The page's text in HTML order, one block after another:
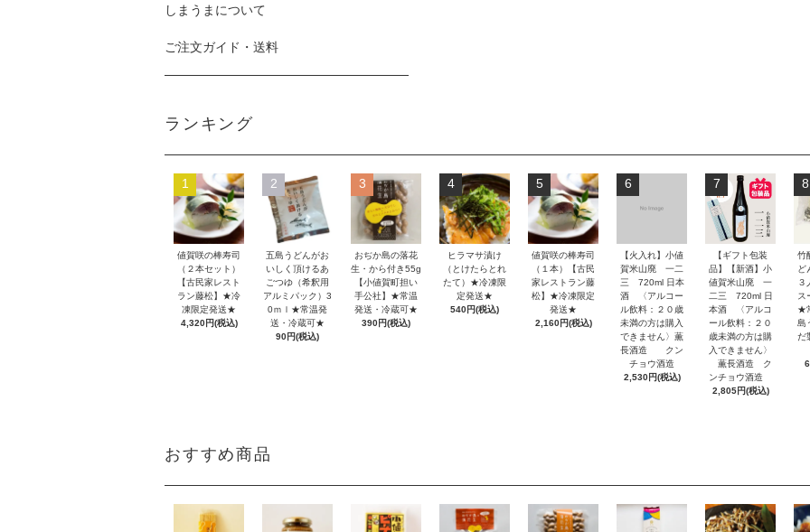
しまうまについて
ご注文ガイド・送料
ランキング
1
値賀咲の棒寿司
（２本セット）
【古民家レスト
ラン藤松】★冷
凍限定発送★
4,320円(税込)
2
五島うどんがお
いしく頂けるあ
ごつゆ（希釈用
アルミパック）3
0ｍｌ★常温発
送・冷蔵可★
90円(税込)
3
おぢか島の落花
生・から付き55g
【小値賀町担い
手公社】★常温
発送・冷蔵可★
390円(税込)
4
ヒラマサ漬け
（とけたらとれ
たて）★冷凍限
定発送★
540円(税込)
5
値賀咲の棒寿司
（１本）【古民
家レストラン藤
松】★冷凍限定
発送★
2,160円(税込)
6
【火入れ】小値
賀米山廃 一二
三 720ml 日本
酒 〈アルコー
ル飲料：２０歳
未満の方は購入
できません〉薫
長酒造 クン
チョウ酒造
2,530円(税込)
7
【ギフト包装
品】【新酒】小
値賀米山廃 一
二三 720ml 日
本酒 〈アルコ
ール飲料：２０
歳未満の方は購
入できません〉
薫長酒造 ク
ンチョウ酒造
2,805円(税込)
8
竹
ど
３
ス
★
島
だ
おすすめ商品